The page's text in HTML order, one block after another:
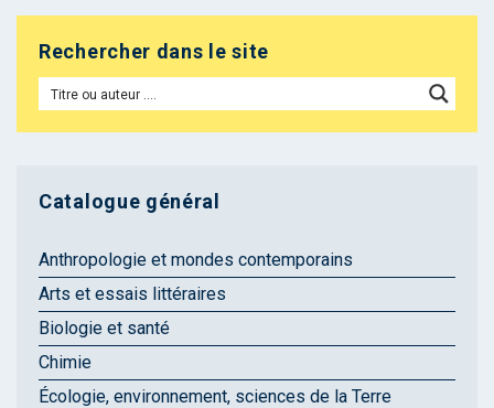
Rechercher dans le site
Catalogue général
Anthropologie et mondes contemporains
Arts et essais littéraires
Biologie et santé
Chimie
Écologie, environnement, sciences de la Terre